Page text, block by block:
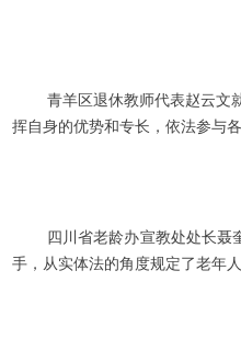
青羊区退休教师代表赵云文
挥自身的优势和专长，依法参与
四川省老龄办宣教处处长聂
手，从实体法的角度规定了老年